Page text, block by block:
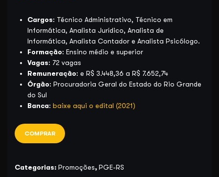
Cargos: Técnico Administrativo, Técnico em
Informática, Analista Jurídico, Analista de
Informática, Analista Contador e Analista Psicólogo.
Formação: Ensino médio e superior
Vagas: 72 vagas
Remuneração: e R$ 3.448,36 a R$ 7.652,74
Órgão: Procuradoria Geral do Estado do Rio Grande
do Sul
Banca: baixe aqui o edital (2021)
COMPRAR
Categorias: Promoções, PGE-RS